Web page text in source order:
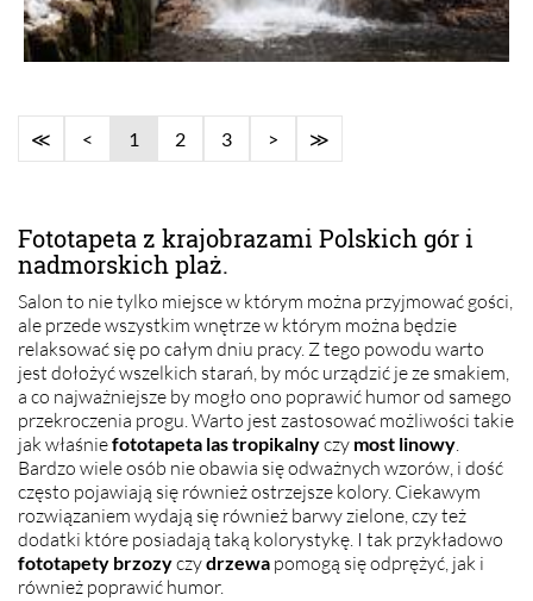
≪ < 1 2 3 > ≫
Fototapeta z krajobrazami Polskich gór i
nadmorskich plaż.
Salon to nie tylko miejsce w którym można przyjmować gości,
ale przede wszystkim wnętrze w którym można będzie
relaksować się po całym dniu pracy. Z tego powodu warto
jest dołożyć wszelkich starań, by móc urządzić je ze smakiem,
a co najważniejsze by mogło ono poprawić humor od samego
przekroczenia progu. Warto jest zastosować możliwości takie
jak właśniefototapeta las tropikalnyczy most linowy.
Bardzo wiele osób nie obawia się odważnych wzorów, i dość
często pojawiają się również ostrzejsze kolory. Ciekawym
rozwiązaniem wydają się również barwy zielone, czy też
dodatki które posiadają taką kolorystykę. I tak przykładowo
fototapety brzozyczydrzewa pomogą się odprężyć, jak i
również poprawić humor.